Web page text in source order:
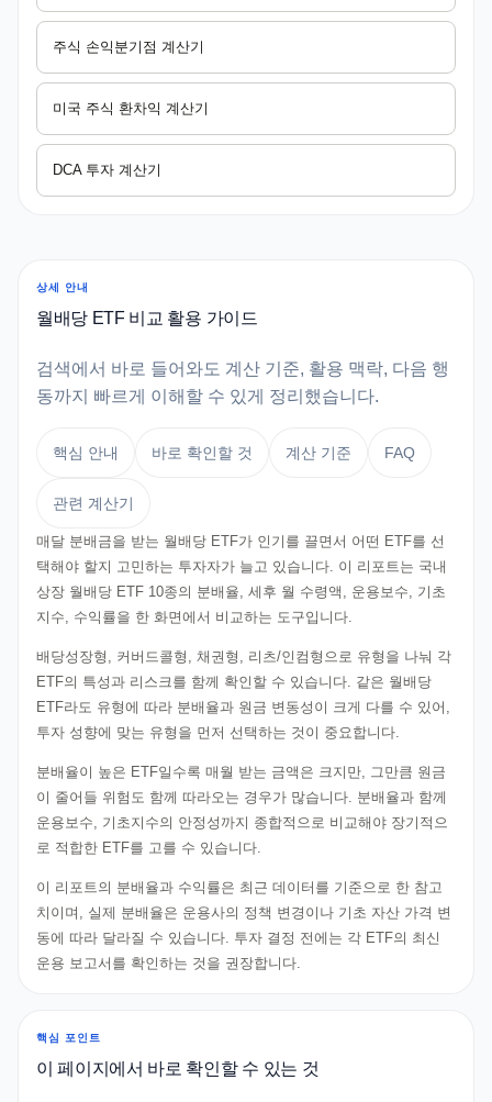
주식 손익분기점 계산기
미국 주식 환차익 계산기
DCA 투자 계산기
상세 안내
월배당 ETF 비교 활용 가이드
검색에서 바로 들어와도 계산 기준, 활용 맥락, 다음 행
동까지 빠르게 이해할 수 있게 정리했습니다.
핵심 안내 바로 확인할 것 계산 기준 FAQ
관련 계산기
매달 분배금을 받는 월배당 ETF가 인기를 끌면서 어떤 ETF를 선
택해야 할지 고민하는 투자자가 늘고 있습니다. 이 리포트는 국내
상장 월배당 ETF 10종의 분배율, 세후 월 수령액, 운용보수, 기초
지수, 수익률을 한 화면에서 비교하는 도구입니다.
배당성장형, 커버드콜형, 채권형, 리츠/인컴형으로 유형을 나눠 각
ETF의 특성과 리스크를 함께 확인할 수 있습니다. 같은 월배당
ETF라도 유형에 따라 분배율과 원금 변동성이 크게 다를 수 있어,
투자 성향에 맞는 유형을 먼저 선택하는 것이 중요합니다.
분배율이 높은 ETF일수록 매월 받는 금액은 크지만, 그만큼 원금
이 줄어들 위험도 함께 따라오는 경우가 많습니다. 분배율과 함께
운용보수, 기초지수의 안정성까지 종합적으로 비교해야 장기적으
로 적합한 ETF를 고를 수 있습니다.
이 리포트의 분배율과 수익률은 최근 데이터를 기준으로 한 참고
치이며, 실제 분배율은 운용사의 정책 변경이나 기초 자산 가격 변
동에 따라 달라질 수 있습니다. 투자 결정 전에는 각 ETF의 최신
운용 보고서를 확인하는 것을 권장합니다.
핵심 포인트
이 페이지에서 바로 확인할 수 있는 것